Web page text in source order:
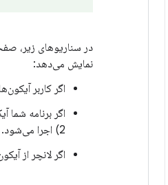
در سناریوهای زیر،
نمایش می‌دهد:
اگر کاربر
2) اجرا می‌شود.
اگر لانچر از